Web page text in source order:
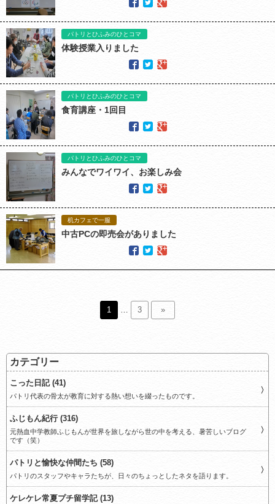
パトリとひふみのひとコマ
体験授業入りました
パトリとひふみのひとコマ
食育講座・1回目
パトリとひふみのひとコマ
みんなでワイワイ、お楽しみ会
机カフェで一服
中古PCの即売会がありました
1 … 3 »
カテゴリー
こった日記 (41)
パトリ代表の骨太が教育に対する熱い想いを綴ったものです。
ふじもん紀行 (316)
元熱血中学教師ふじもんが世界を旅しながら世の中を考える、暑苦しいブログ
です（笑）
パトリと愉快な仲間たち (58)
パトリのスタッフやキャラたちが、日々のちょっとしたネタを語ります。
ケレケレ常夏プチ留学記 (13)